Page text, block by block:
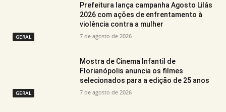
GERAL
Prefeitura lança campanha Agosto Lilás
2026 com ações de enfrentamento à
violência contra a mulher
7 de agosto de 2026
GERAL
Mostra de Cinema Infantil de
Florianópolis anuncia os filmes
selecionados para a edição de 25 anos
7 de agosto de 2026